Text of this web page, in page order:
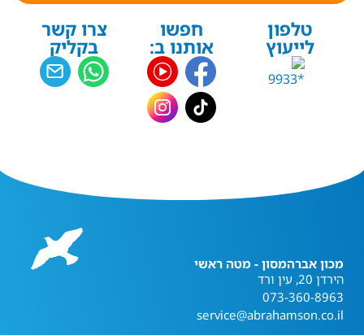
טלפון
לייעוץ
חפשו
אותנו ב:
צרו קשר
בקליק
מכון אברהמסון - מטה ראשי
הירדן 20, עין ורד
073-360-8963
service@abrahamson.co.il